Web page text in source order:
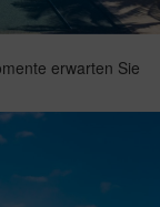
erwarten Sie